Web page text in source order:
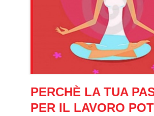
PERCHÈ LA TUA
PER IL LAVORO